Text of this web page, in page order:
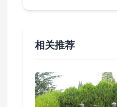
相关推荐